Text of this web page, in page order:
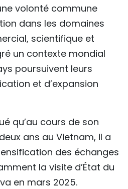
volonté commune
dans les domaines
scientifique et
un contexte mondial
poursuivent leurs
et d’expansion
qu’au cours de son
ans au Vietnam, il a
des échanges
la visite d’État du
en mars 2025.